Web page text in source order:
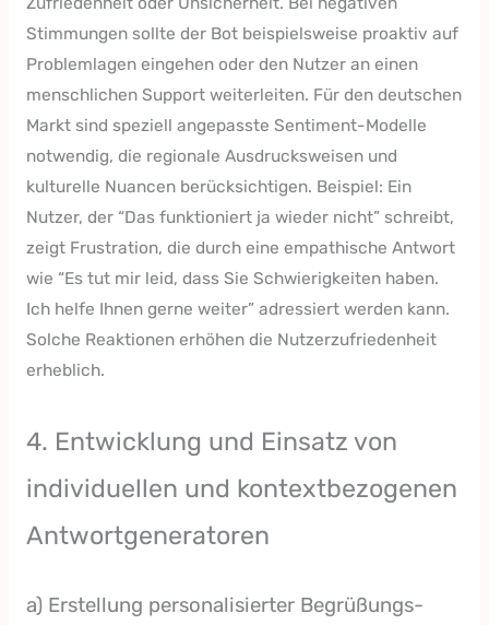
Stimmungen sollte der Bot beispielsweise proaktiv auf
Problemlagen eingehen oder den Nutzer an einen
menschlichen Support weiterleiten. Für den deutschen
Markt sind speziell angepasste Sentiment-Modelle
notwendig, die regionale Ausdrucksweisen und
kulturelle Nuancen berücksichtigen. Beispiel: Ein
Nutzer, der “Das funktioniert ja wieder nicht” schreibt,
zeigt Frustration, die durch eine empathische Antwort
wie “Es tut mir leid, dass Sie Schwierigkeiten haben.
Ich helfe Ihnen gerne weiter” adressiert werden kann.
Solche Reaktionen erhöhen die Nutzerzufriedenheit
erheblich.
4. Entwicklung und Einsatz von
individuellen und kontextbezogenen
Antwortgeneratoren
a) Erstellung personalisierter Begrüßungs-